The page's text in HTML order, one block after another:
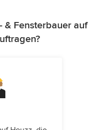
& Fensterbauer auf